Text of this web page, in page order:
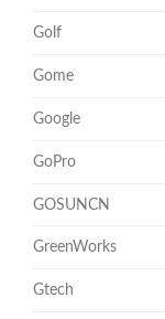
Golf
Gome
Google
GoPro
GOSUNCN
GreenWorks
Gtech